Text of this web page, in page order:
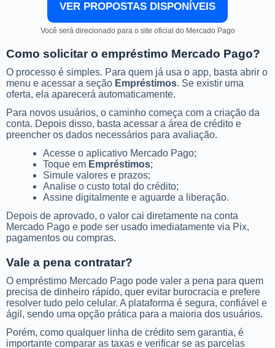
VER PROPOSTAS DISPONÍVEIS
Você será direcionado para o site oficial do Mercado Pago
Como solicitar o empréstimo Mercado Pago?
O processo é simples. Para quem já usa o app, basta abrir o
menu e acessar a seção Empréstimos. Se existir uma
oferta, ela aparecerá automaticamente.
Para novos usuários, o caminho começa com a criação da
conta. Depois disso, basta acessar a área de crédito e
preencher os dados necessários para avaliação.
Acesse o aplicativo Mercado Pago;
Toque em Empréstimos;
Simule valores e prazos;
Analise o custo total do crédito;
Assine digitalmente e aguarde a liberação.
Depois de aprovado, o valor cai diretamente na conta
Mercado Pago e pode ser usado imediatamente via Pix,
pagamentos ou compras.
Vale a pena contratar?
O empréstimo Mercado Pago pode valer a pena para quem
precisa de dinheiro rápido, quer evitar burocracia e prefere
resolver tudo pelo celular. A plataforma é segura, confiável e
ágil, sendo uma opção prática para a maioria dos usuários.
Porém, como qualquer linha de crédito sem garantia, é
importante comparar as taxas e verificar se as parcelas